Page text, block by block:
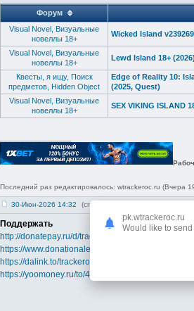
Форум
Visual Novel, Визуальные
новеллы 18+
Wicked Island
Visual Novel, Визуальные
новеллы 18+
Lewd Island 18+
Квесты, я ищу, Поиск
предметов, Hidden Object
Edge of Reality 10:
(2025, Quest)
Visual Novel, Визуальные
новеллы 18+
SEX VIKING ISLAND
Последний раз редактировалось: wtrackeroc.ru (Вчера
30-Июн-2026 14:32 (спустя 2 года 1 месяц)
Поддержать
http://donatepay.ru/d/trackeroc
https://www.donationalerts.com/r/trackeroc
https://dalink.to/trackeroc
https://yoomoney.ru/to/41001746094304
pk.wtrackeroc.ru
Would like to